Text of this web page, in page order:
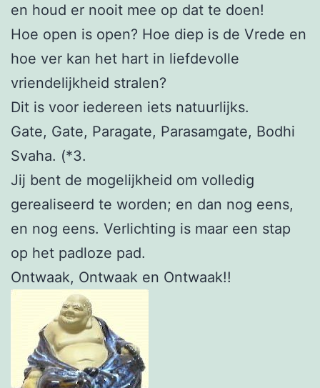
en houd er nooit mee op dat te doen!
Hoe open is open? Hoe diep is de Vrede en
hoe ver kan het hart in liefdevolle
vriendelijkheid stralen?
Dit is voor iedereen iets natuurlijks.
Gate, Gate, Paragate, Parasamgate, Bodhi
Svaha. (*3.
Jij bent de mogelijkheid om volledig
gerealiseerd te worden; en dan nog eens,
en nog eens. Verlichting is maar een stap
op het padloze pad.
Ontwaak, Ontwaak en Ontwaak!!